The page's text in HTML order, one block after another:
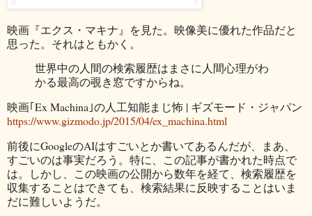
映画『エクス・マキナ』を見た。映像美に優れた作品だと
思った。それはともかく。
世界中の人間の検索履歴はまさに人間心理がわ
かる最高の覗き窓ですからね。
映画｢Ex Machina｣の人工知能まじ怖 | ギズモード・ジャパン
https://www.gizmodo.jp/2015/04/ex_machina.html
前後にGoogleのAIはすごいとか書いてあるんだが、まあ、
すごいのは事実だろう。特に、この記事が書かれた時点で
は。しかし、この映画の公開から数年を経て、検索履歴を
収集することはできても、検索結果に反映することはいま
だに難しいようだ。